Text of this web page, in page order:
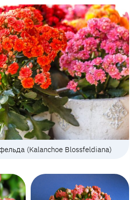
(Kalanchoe Blossfeldiana)